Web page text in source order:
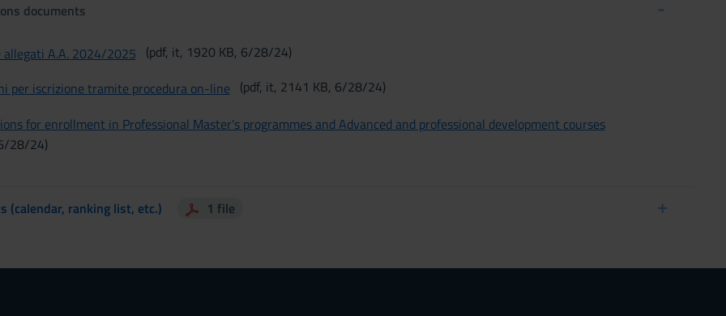
documents
allegati A.A. 2024/2025 (pdf, it, 1920 KB, 6/28/24)
per iscrizione tramite procedura on-line (pdf, it, 2141 KB, 6/28/24)
for enrollment in Professional Master's programmes and Advanced and professional development courses
28/24)
(calendar, ranking list, etc.) 1 file